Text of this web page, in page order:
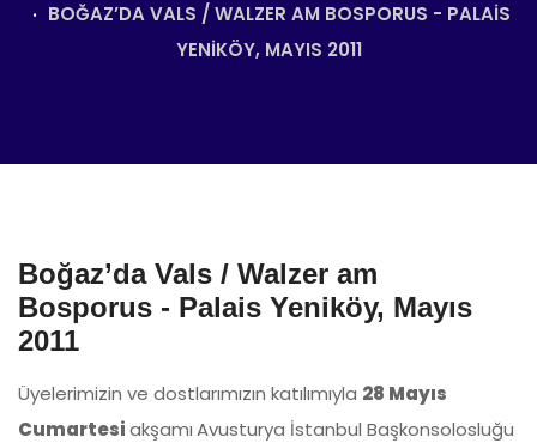
BOĞAZ’DA VALS / WALZER AM BOSPORUS - PALAIS
YENIKÖY, MAYIS 2011
Boğaz’da Vals / Walzer am
Bosporus - Palais Yeniköy, Mayıs
2011
Üyelerimizin ve dostlarımızın katılımıyla 28 Mayıs
CumartesiakşamıAvusturya İstanbul Başkonsolosluğu